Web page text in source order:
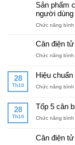
Sản phẩm
người
Chức năng bình
Cân điện
Chức năng bình
28
Th10
Hiệu
Chức năng bình
28
Th10
Tốp 5 cân
Chức năng bình
Cân điện